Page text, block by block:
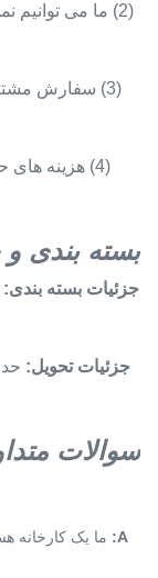
(2) ما می توانیم
(3) سفارش
(4) هزینه
بسته بندی
جزئیات بسته بندی:
جزئیات تحویل:
سوالات
A:
ما یک کارخانه